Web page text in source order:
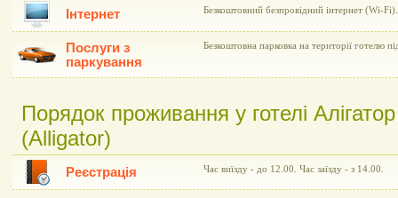
Інтернет Безкоштовний безпровідний інтернет (Wi-Fi).
Послуги з
паркування
Безкоштовна парковка на території готелю
Порядок проживання у готелі
(Alligator)
Реєстрація Час виїзду - до 12.00. Час заїзду - з 14.00.